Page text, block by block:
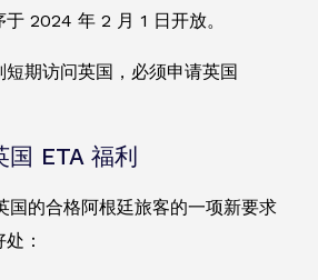
2024 年 2 月 1 日开放。
期访问英国，必须申请英国
国 ETA 福利
国的合格阿根廷旅客的一项新要求
：